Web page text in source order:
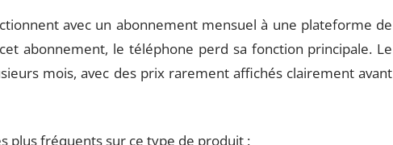
avec un abonnement mensuel à une plateforme de
abonnement, le téléphone perd sa fonction principale. Le
mois, avec des prix rarement affichés clairement avant
plus fréquents sur ce type de produit :